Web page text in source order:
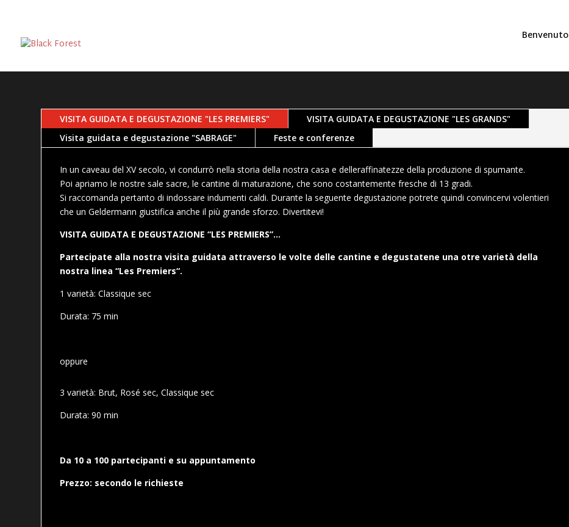
Benvenuto
VISITA GUIDATA E DEGUSTAZIONE "LES PREMIERS"
VISITA GUIDATA E DEGUSTAZIONE "LES GRANDS"
Visita guidata e degustazione "SABRAGE"
Feste e conferenze
In un caveau del XV secolo, vi condurrò nella storia della nostra casa e delleraffinatezze della produzione di spumante.
Poi apriamo le nostre sale sacre, le cantine di maturazione, che sono costantemente fresche di 13 gradi.
Si raccomanda pertanto di indossare indumenti caldi. Durante la seguente degustazione potretequindi convincervi volentieri
che un Geldermann giustifica anche il più grande sforzo. Divertitevi!
VISITA GUIDATA E DEGUSTAZIONE “LES PREMIERS”…
Partecipate alla nostra visita guidata attraverso le volte delle cantine e degustatene una otre varietà della
nostra linea “Les Premiers“.
1 varietà: Classique sec
Durata: 75 min
oppure
3 varietà: Brut, Rosé sec, Classique sec
Durata: 90 min
Da 10 a 100 partecipanti e su appuntamento
Prezzo: secondo le richieste